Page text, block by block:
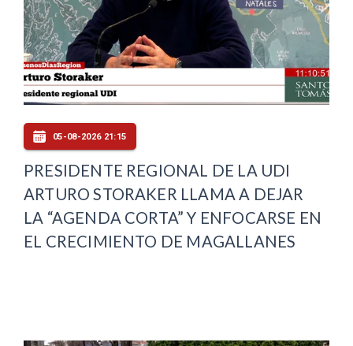
05-08-2026 21:15
PRESIDENTE REGIONAL DE LA UDI
ARTURO STORAKER LLAMA A DEJAR
LA “AGENDA CORTA” Y ENFOCARSE EN
EL CRECIMIENTO DE MAGALLANES